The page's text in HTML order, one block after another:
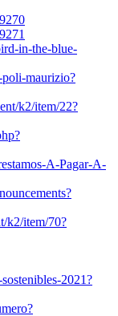
in-the-blue-
maurizio?
k2/item/22?
A-Pagar-A-
k2/item/70?
2021?